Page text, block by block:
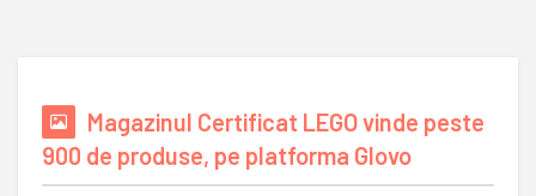
Magazinul Certificat LEGO vinde peste
900 de produse, pe platforma Glovo